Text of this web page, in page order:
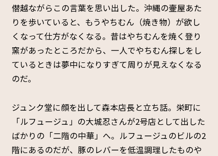
僣越ながらこの言葉を思い出した。沖縄の壷屋あた
りを歩いていると、もうやちむん（焼き物）が欲し
くなって仕方がなくなる。昔はやちむんを焼く登り
窯があったところだから、一人でやちむん探しをし
ているときは夢中になりすぎて周りが見えなくなる
のだ。
ジュンク堂に顔を出して森本店長と立ち話。栄町に
「ルフュージュ」の大城忍さんが2号店として出した
ばかりの「二階の中華」へ。ルフュージュのビルの2
階にあるのだが、豚のレバーを低温調理したものや